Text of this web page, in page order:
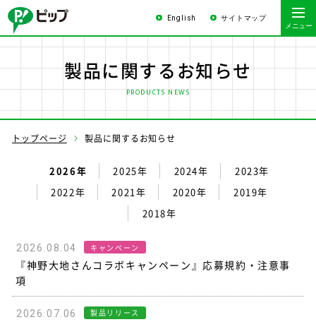
English サイトマップ
製品に関するお知らせ
PRODUCTS NEWS
トップページ 製品に関するお知らせ
2026年 2025年 2024年
2023年
2022年
2021年 2020年
2019年
2018年
2026.08.04 キャンペーン
『神野大地さんコラボキャンペーン』応募規約・注意事
項
2026.07.06 製品リリース